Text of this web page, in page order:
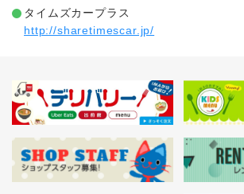
タイムズカープラス
http://sharetimescar.jp/